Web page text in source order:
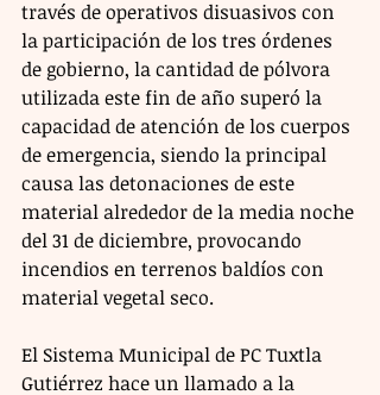
través de operativos disuasivos con
la participación de los tres órdenes
de gobierno, la cantidad de pólvora
utilizada este fin de año superó la
capacidad de atención de los cuerpos
de emergencia, siendo la principal
causa las detonaciones de este
material alrededor de la media noche
del 31 de diciembre, provocando
incendios en terrenos baldíos con
material vegetal seco.
El Sistema Municipal de PC Tuxtla
Gutiérrez hace un llamado a la